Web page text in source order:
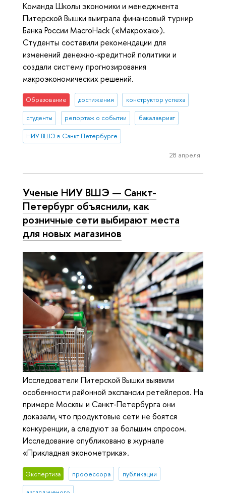
Команда Школы экономики и менеджмента
Питерской Вышки выиграла финансовый турнир
Банка России MacroHack («Макрохак»).
Студенты составили рекомендации для
изменений денежно-кредитной политики и
создали систему прогнозирования
макроэкономических решений.
Образование достижения конструктор успеха
студенты репортаж о событии бакалавриат
НИУ ВШЭ в Санкт-Петербурге
28 апреля
Ученые НИУ ВШЭ — Санкт-
Петербург объяснили, как
розничные сети выбирают места
для новых магазинов
Исследователи Питерской Вышки выявили
особенности районной экспансии ретейлеров. На
примере Москвы и Санкт-Петербурга они
доказали, что продуктовые сети не боятся
конкуренции, а следуют за большим спросом.
Исследование опубликовано в журнале
«Прикладная эконометрика».
Экспертиза профессора публикации